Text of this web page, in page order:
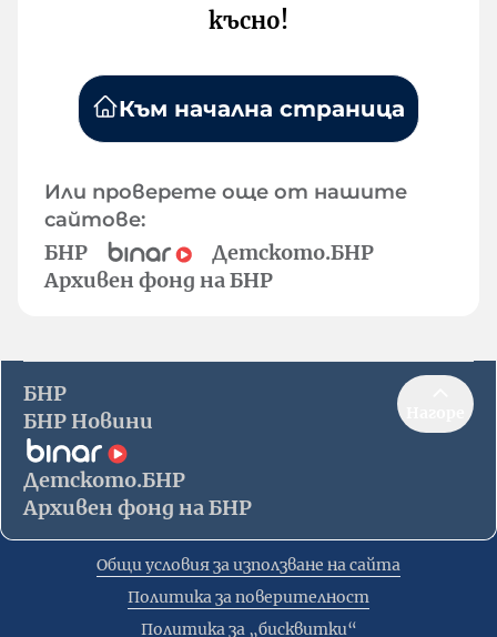
късно!
Към начална страница
Или проверете още от нашите
сайтове:
БНР
Детското.БНР
Архивен фонд на БНР
БНР
БНР Новини
Детското.БНР
Архивен фонд на БНР
Общи условия за използване на сайта
Политика за поверителност
Политика за „бисквитки“